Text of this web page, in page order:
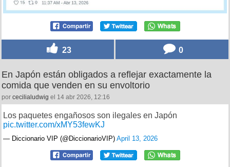
23 0
En Japón están obligados a reflejar exactamente la
comida que venden en su envoltorio
por cecilialudwig el 14 abr 2026, 12:16
Los paquetes engañosos son ilegales en Japón
pic.twitter.com/xMY53fewKJ
— Diccionario VIP (@DiccionarioVIP) April 13, 2026